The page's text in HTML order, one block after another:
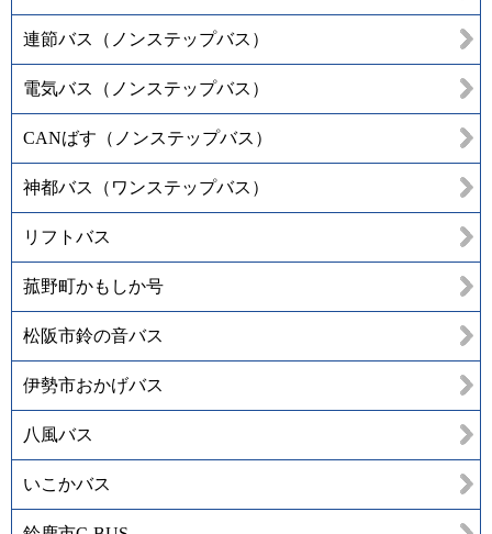
連節バス（ノンステップバス）
電気バス（ノンステップバス）
CANばす（ノンステップバス）
神都バス（ワンステップバス）
リフトバス
菰野町かもしか号
松阪市鈴の音バス
伊勢市おかげバス
八風バス
いこかバス